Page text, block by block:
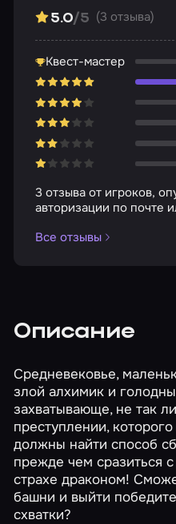
5.0/5 (3 отзыва)
Квест-мастер
3 отзыва от игроков,
авторизации по почте
Все отзывы
Описание
Средневековье,
злой алхимик и
захватывающе, не так
преступлении,
должны найти способ
прежде чем сразиться
страхе драконом!
башни и выйти
схватки?